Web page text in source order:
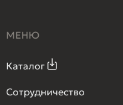
МЕНЮ
Каталог
Сотрудничество